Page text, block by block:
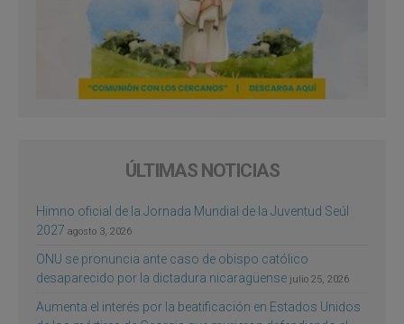
ÚLTIMAS NOTICIAS
Himno oficial de la Jornada Mundial de la Juventud Seúl
2027 agosto 3, 2026
ONU se pronuncia ante caso de obispo católico
desaparecido por la dictadura nicaragüense julio 25, 2026
Aumenta el interés por la beatificación en Estados Unidos